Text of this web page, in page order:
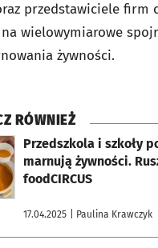
przedstawiciele firm
wielowymiarowe
żywności.
RÓWNIEŻ
Przedszkola i szkoły
marnują żywności.
foodCIRCUS
17.04.2025 | Paulina Krawczyk
karcie